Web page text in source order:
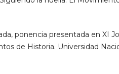
ponencia presentada en XI
de Historia. Universidad